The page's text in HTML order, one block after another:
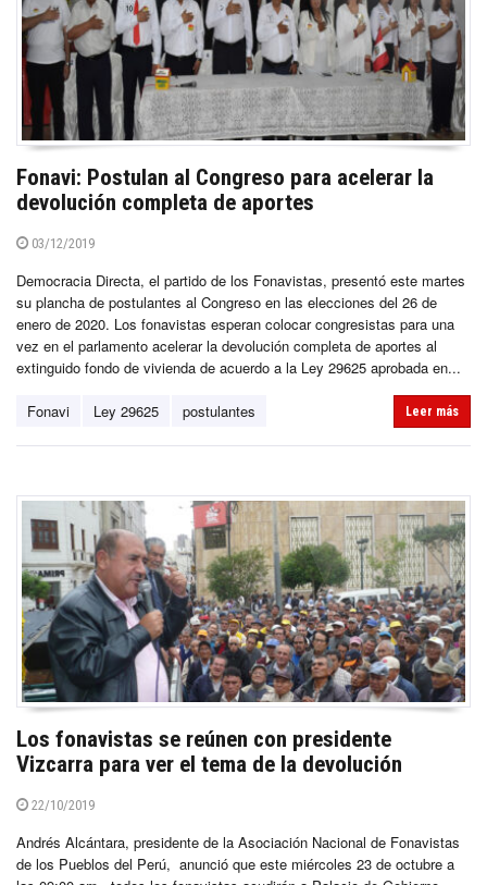
Fonavi: Postulan al Congreso para acelerar la
devolución completa de aportes
03/12/2019
Democracia Directa, el partido de los Fonavistas, presentó este martes
su plancha de postulantes al Congreso en las elecciones del 26 de
enero de 2020. Los fonavistas esperan colocar congresistas para una
vez en el parlamento acelerar la devolución completa de aportes al
extinguido fondo de vivienda de acuerdo a la Ley 29625 aprobada en...
Fonavi Ley 29625 postulantes Leer más
Los fonavistas se reúnen con presidente
Vizcarra para ver el tema de la devolución
22/10/2019
Andrés Alcántara, presidente de la Asociación Nacional de Fonavistas
de los Pueblos del Perú, anunció que este miércoles 23 de octubre a